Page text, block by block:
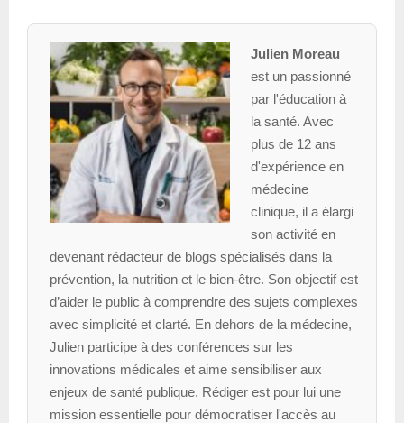
Julien Moreau
est un passionné
par l'éducation à
la santé. Avec
plus de 12 ans
d'expérience en
médecine
clinique, il a élargi
son activité en
devenant rédacteur de blogs spécialisés dans la
prévention, la nutrition et le bien-être. Son objectif est
d’aider le public à comprendre des sujets complexes
avec simplicité et clarté. En dehors de la médecine,
Julien participe à des conférences sur les
innovations médicales et aime sensibiliser aux
enjeux de santé publique. Rédiger est pour lui une
mission essentielle pour démocratiser l'accès au